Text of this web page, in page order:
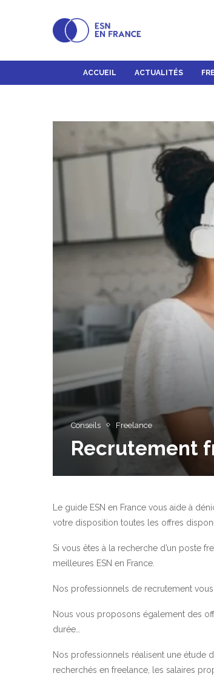
ACCUEIL ACTUALITÉS
Conseils Freelance
Recrutement
Le guide ESN en France vous aide à
votre disposition toutes les offres
Si vous êtes à la recherche d’un poste
meilleures ESN en France.
Nos professionnels de recrutement
Nous vous proposons également des
durée…
Nos professionnels réalisent une étude
recherchés en freelance, les salaires